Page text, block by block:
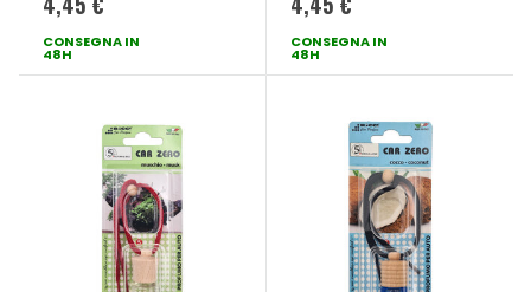
CONSEGNA IN
48H
CONSEGNA IN
48H